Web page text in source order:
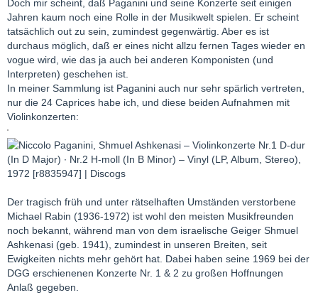
Doch mir scheint, daß Paganini und seine Konzerte seit einigen
Jahren kaum noch eine Rolle in der Musikwelt spielen. Er scheint
tatsächlich out zu sein, zumindest gegenwärtig. Aber es ist
durchaus möglich, daß er eines nicht allzu fernen Tages wieder en
vogue wird, wie das ja auch bei anderen Komponisten (und
Interpreten) geschehen ist.
In meiner Sammlung ist Paganini auch nur sehr spärlich vertreten,
nur die 24 Caprices habe ich, und diese beiden Aufnahmen mit
Violinkonzerten:
Der tragisch früh und unter rätselhaften Umständen verstorbene
Michael Rabin (1936-1972) ist wohl den meisten Musikfreunden
noch bekannt, während man von dem israelische Geiger Shmuel
Ashkenasi (geb. 1941), zumindest in unseren Breiten, seit
Ewigkeiten nichts mehr gehört hat. Dabei haben seine 1969 bei der
DGG erschienenen Konzerte Nr. 1 & 2 zu großen Hoffnungen
Anlaß gegeben.